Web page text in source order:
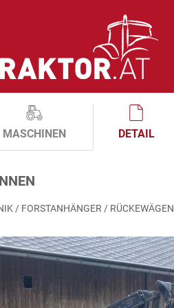
MASCHINEN DETAIL
/ FORSTANHÄNGER / RÜCKEWÄGEN